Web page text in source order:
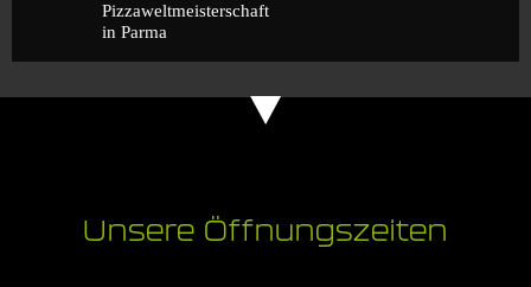
Pizzaweltmeisterschaft
in Parma
Unsere Öffnungszeiten